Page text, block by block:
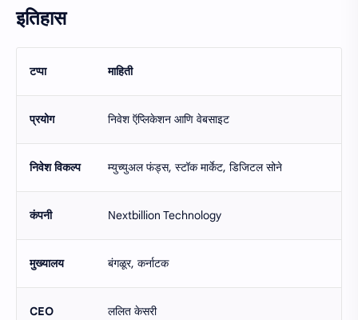
इतिहास
टप्पा माहिती
प्रयोग निवेश ऍप्लिकेशन आणि वेबसाइट
निवेश विकल्प म्युच्युअल फंड्स, स्टॉक मार्केट, डिजिटल सोने
कंपनी Nextbillion Technology
मुख्यालय बंगळूर, कर्नाटक
CEO ललित केसरी